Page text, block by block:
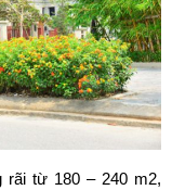
rãi từ 180 – 240 m2,